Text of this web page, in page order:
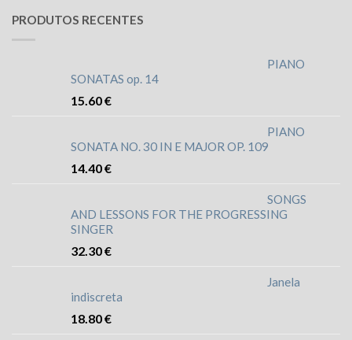
PRODUTOS RECENTES
PIANO
SONATAS op. 14
15.60€
PIANO
SONATA NO. 30 IN E MAJOR OP. 109
14.40€
SONGS
AND LESSONS FOR THE PROGRESSING
SINGER
32.30€
Janela
indiscreta
18.80€